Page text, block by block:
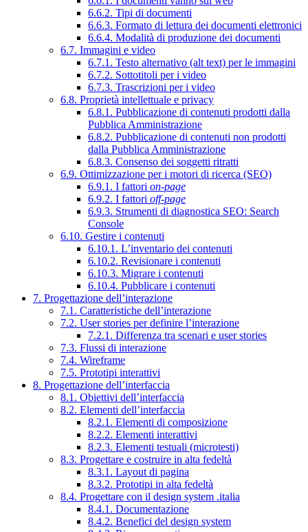
6.6.2. Tipi di documenti
6.6.3. Formato di lettura dei documenti elettronici
6.6.4. Modalità di produzione dei documenti
6.7. Immagini e video
6.7.1. Testo alternativo (alt text) per le immagini
6.7.2. Sottotitoli per i video
6.7.3. Trascrizioni per i video
6.8. Proprietà intellettuale e privacy
6.8.1. Pubblicazione di contenuti prodotti dalla
Pubblica Amministrazione
6.8.2. Pubblicazione di contenuti non prodotti
dalla Pubblica Amministrazione
6.8.3. Consenso dei soggetti ritratti
6.9. Ottimizzazione per i motori di ricerca (SEO)
6.9.1. I fattori on-page
6.9.2. I fattori off-page
6.9.3. Strumenti di diagnostica SEO: Search
Console
6.10. Gestire i contenuti
6.10.1. L’inventario dei contenuti
6.10.2. Revisionare i contenuti
6.10.3. Migrare i contenuti
6.10.4. Pubblicare i contenuti
7. Progettazione dell’interazione
7.1. Caratteristiche dell’interazione
7.2. User stories per definire l’interazione
7.2.1. Differenza tra scenari e user stories
7.3. Flussi di interazione
7.4. Wireframe
7.5. Prototipi interattivi
8. Progettazione dell’interfaccia
8.1. Obiettivi dell’interfaccia
8.2. Elementi dell’interfaccia
8.2.1. Elementi di composizione
8.2.2. Elementi interattivi
8.2.3. Elementi testuali (microtesti)
8.3. Progettare e costruire in alta fedeltà
8.3.1. Layout di pagina
8.3.2. Prototipi in alta fedeltà
8.4. Progettare con il design system .italia
8.4.1. Documentazione
8.4.2. Benefici del design system